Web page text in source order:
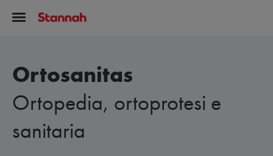
Ortosanitas
Ortopedia, ortoprotesi e
sanitaria